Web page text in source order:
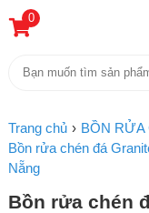
0
Trang chủ
BỒN RỬA
Bồn rửa chén đá
Nẵng
Bồn rửa chén